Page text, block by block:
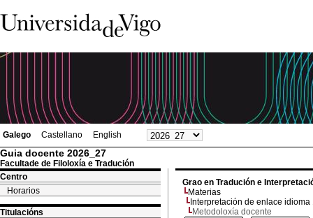
Galego Castellano English
Guia docente 2026_27
Facultade de Filoloxía e Tradución
Centro
Horarios
Titulacións
Grao en Tradución e
Materias
Interpretación de enlace
Metodoloxía docente